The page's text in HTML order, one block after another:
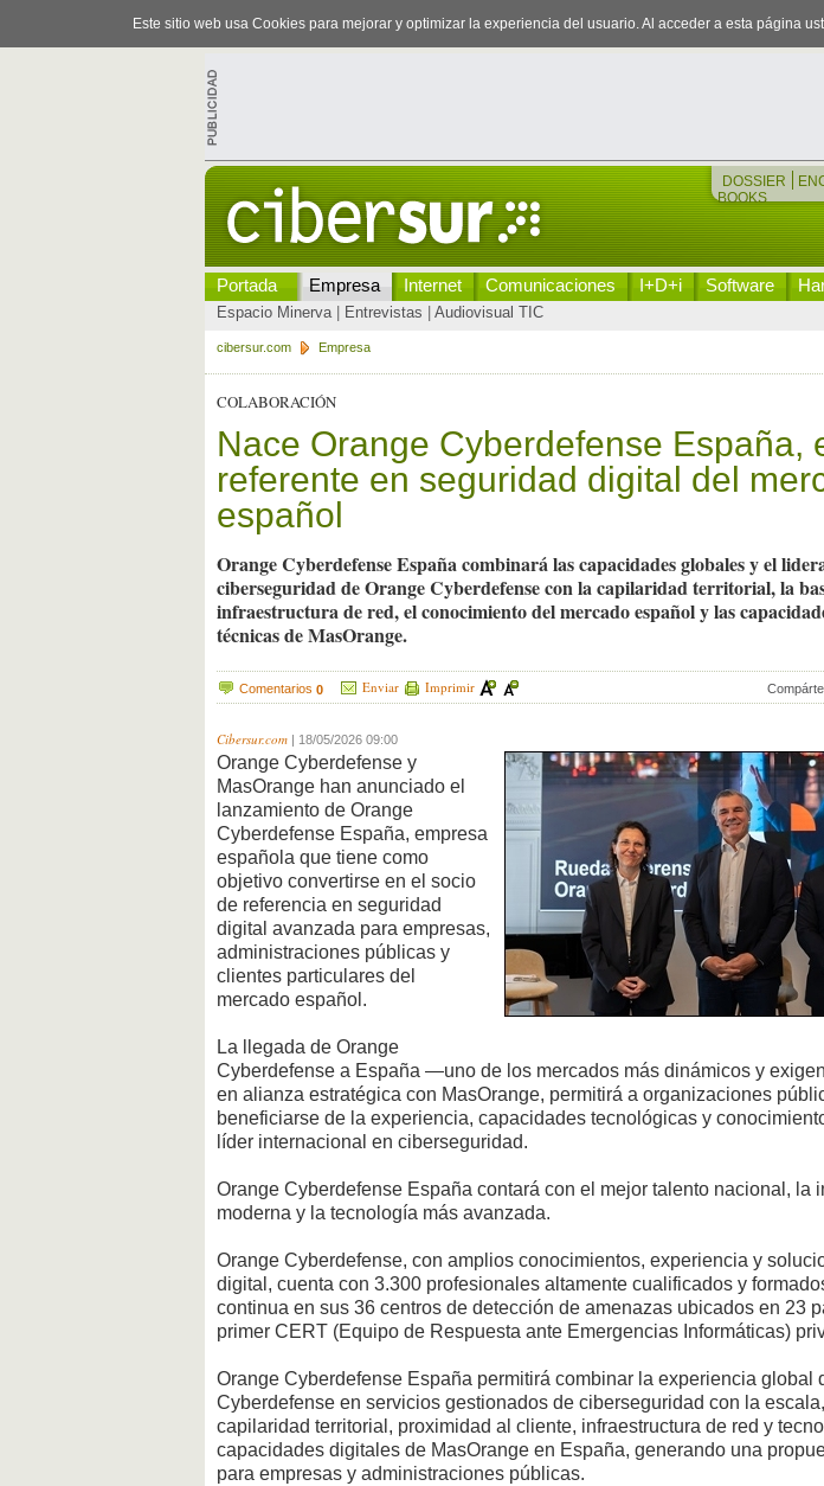
Este sitio web usa Cookies para mejorar y optimizar la experiencia del usuario. Al acceder a esta página
DOSSIER
BOOKS
Portada Empresa Internet Comunicaciones I+D+i Software
Espacio Minerva| Entrevistas Audiovisual TIC
cibersur.com Empresa
COLABORACIÓN
Nace Orange Cyberdefense España,
referente en seguridad digital del
español
Orange Cyberdefense España combinará las capacidades globales y el
ciberseguridad de Orange Cyberdefense con la capilaridad territorial, la
infraestructura de red, el conocimiento del mercado español y las
técnicas de MasOrange.
Comentarios 0 Enviar Imprimir
Cibersur.com 18/05/2026 09:00
Orange Cyberdefense y
MasOrange han anunciado el
lanzamiento de Orange
Cyberdefense España, empresa
española que tiene como
objetivo convertirse en el socio
de referencia en seguridad
digital avanzada para empresas,
administraciones públicas y
clientes particulares del
mercado español.
La llegada de Orange
Cyberdefense a España —uno de los mercados más dinámicos y
en alianza estratégica con MasOrange, permitirá a organizaciones
beneficiarse de la experiencia, capacidades tecnológicas y
líder internacional en ciberseguridad.
Orange Cyberdefense España contará con el mejor talento nacional, la
moderna y la tecnología más avanzada.
Orange Cyberdefense, con amplios conocimientos, experiencia y
digital, cuenta con 3.300 profesionales altamente cualificados y
continua en sus 36 centros de detección de amenazas ubicados en 23
primer CERT (Equipo de Respuesta ante Emergencias Informáticas)
Orange Cyberdefense España permitirá combinar la experiencia global
Cyberdefense en servicios gestionados de ciberseguridad con la
capilaridad territorial, proximidad al cliente, infraestructura de red y
capacidades digitales de MasOrange en España, generando una
para empresas y administraciones públicas.